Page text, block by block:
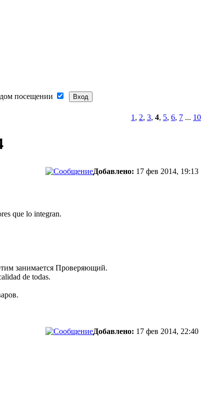
посещении
1 , 2, 3, 4, 5, 6, 7 ... 10
Добавлено: 17 фев 2014, 19:13
que lo integran.
занимается Проверяющий.
de todas.
Добавлено: 17 фев 2014, 22:40